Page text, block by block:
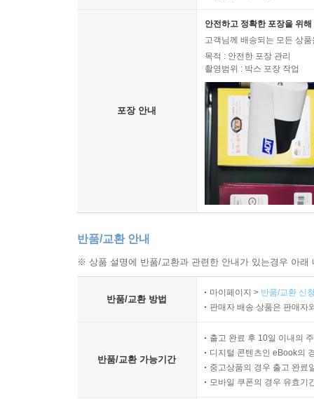
포장 안내
안전하고 정확한 포장을 위
고객님께 배송되는 모든 상
목적 : 안전한 포장 관리
촬영범위 : 박스 포장 작업
반품/교환 안내
※ 상품 설명에 반품/교환과 관련한 안내가 있는경우 아
반품/교환 방법
마이페이지 > 반품/교환 신
판매자 배송 상품은 판매자
반품/교환 가능기간
출고 완료 후 10일 이내의
디지털 콘텐츠인 eBook의
중고상품의 경우 출고 완료
모바일 쿠폰의 경우 유효기